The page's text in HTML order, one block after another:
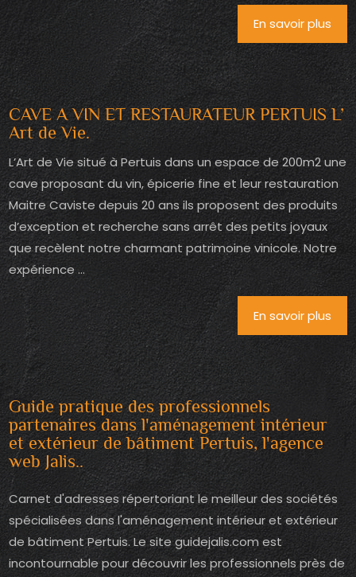
En savoir plus
CAVE A VIN ET RESTAURATEUR PERTUIS L’
Art de Vie.
L’Art de Vie situé à Pertuis dans un espace de 200m2 une
cave proposant du vin, épicerie fine et leur restauration
Maitre Caviste depuis 20 ans ils proposent des produits
d’exception et recherche sans arrêt des petits joyaux
que recèlent notre charmant patrimoine vinicole. Notre
expérience ...
En savoir plus
Guide pratique des professionnels
partenaires dans l'aménagement intérieur
et extérieur de bâtiment Pertuis, l'agence
web Jalis..
Carnet d'adresses répertoriant le meilleur des sociétés
spécialisées dans l'aménagement intérieur et extérieur
de bâtiment Pertuis. Le site guidejalis.com est
incontournable pour découvrir les professionnels près de